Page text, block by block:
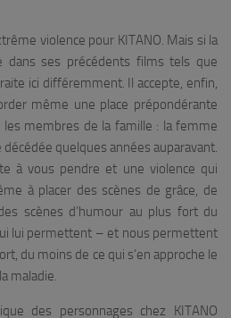
violence pour KITANO. Mais si la
dans ses précédents films tels que
ici différemment. Il accepte, enfin,
même une place prépondérante
les membres de la famille : la femme
décédée quelques années auparavant.
à vous pendre et une violence qui
à placer des scènes de grâce, de
scènes d’humour au plus fort du
lui permettent – et nous permettent
du moins de ce qui s’en approche le
maladie.
des personnages chez KITANO